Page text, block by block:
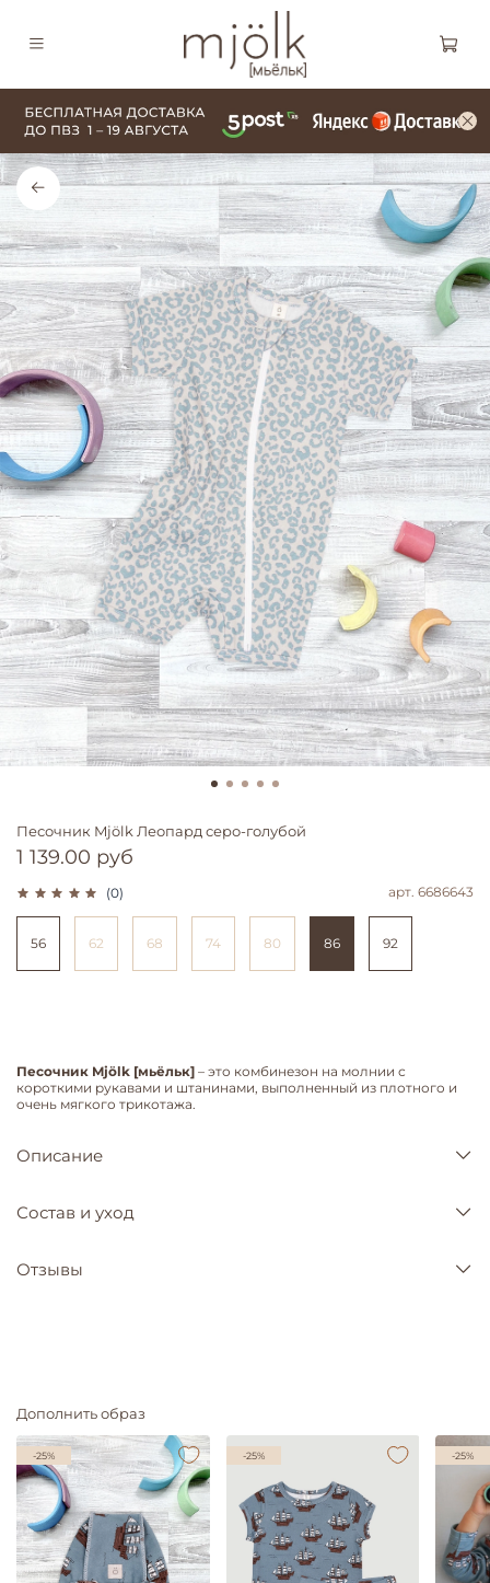
(0) арт. 6686643
Песочник Mjölk Леопард серо-голубой
1 139.00 руб
56 62 68 74 80 86 92
Песочник Mjölk [мьёльк] – это комбинезон на молнии с
короткими рукавами и штанинами, выполненный из плотного и
очень мягкого трикотажа.
Описание
Состав и уход
Отзывы
Дополнить образ
-25% -25% -25%